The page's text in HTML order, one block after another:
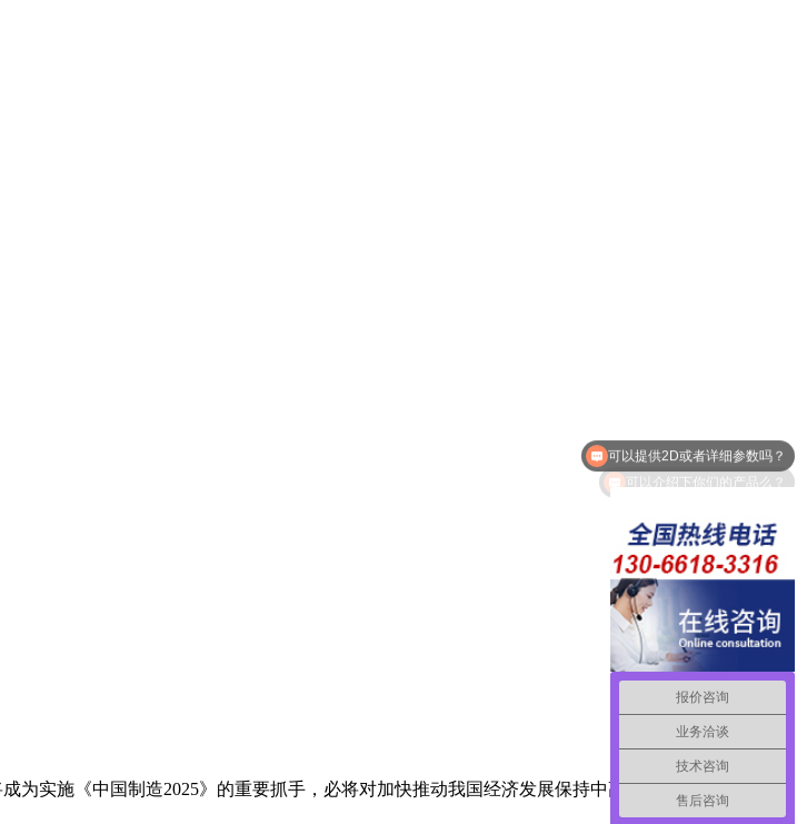
实施《中国制造2025》的重要抓手，必将对加快推动我国经济发展保持中高速、产业迈向中高端
报价咨询
业务洽谈
技术咨询
售后咨询
可以介绍下你们的产品么？